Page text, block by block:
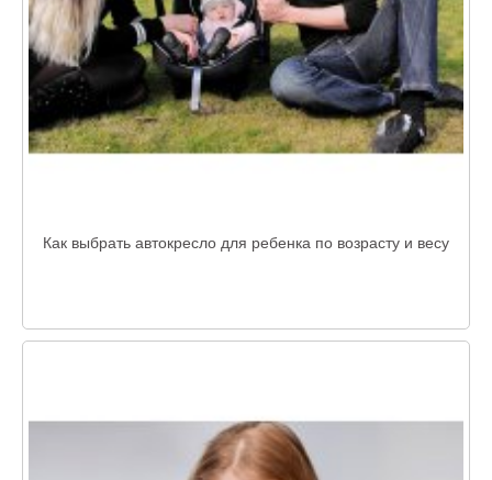
Как выбрать автокресло для ребенка по возрасту и весу